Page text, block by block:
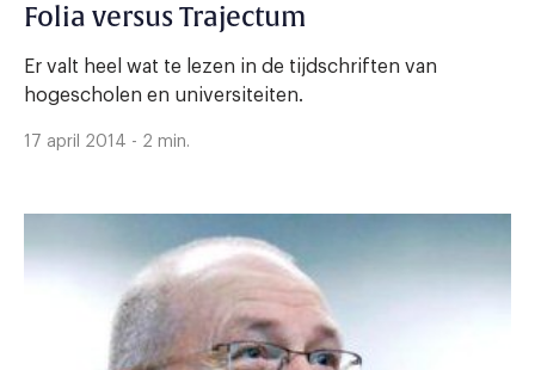
Folia versus Trajectum
Er valt heel wat te lezen in de tijdschriften van
hogescholen en universiteiten.
17 april 2014 - 2 min.